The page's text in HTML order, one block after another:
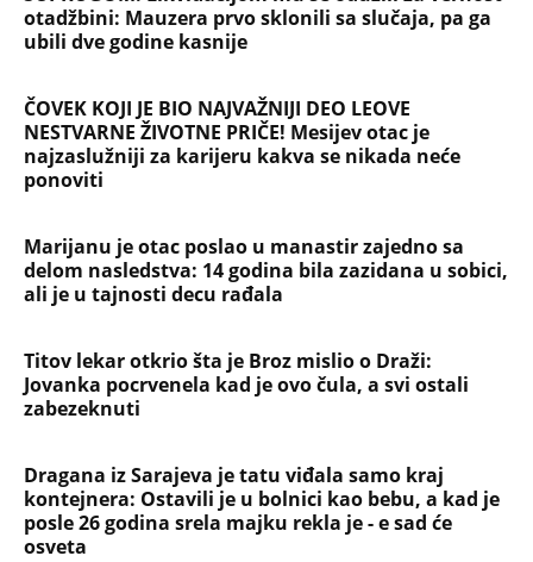
otadžbini: Mauzera prvo sklonili sa slučaja, pa ga
ubili dve godine kasnije
ČOVEK KOJI JE BIO NAJVAŽNIJI DEO LEOVE
NESTVARNE ŽIVOTNE PRIČE! Mesijev otac je
najzaslužniji za karijeru kakva se nikada neće
ponoviti
Marijanu je otac poslao u manastir zajedno sa
delom nasledstva: 14 godina bila zazidana u sobici,
ali je u tajnosti decu rađala
Titov lekar otkrio šta je Broz mislio o Draži:
Jovanka pocrvenela kad je ovo čula, a svi ostali
zabezeknuti
Dragana iz Sarajeva je tatu viđala samo kraj
kontejnera: Ostavili je u bolnici kao bebu, a kad je
posle 26 godina srela majku rekla je - e sad će
osveta